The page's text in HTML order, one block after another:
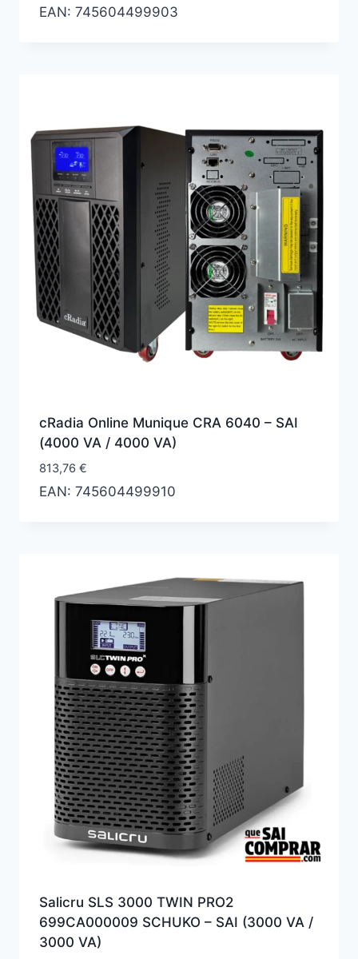
EAN: 745604499903
cRadia Online Munique CRA 6040 – SAI
(4000 VA / 4000 VA)
813,76 €
EAN: 745604499910
Salicru SLS 3000 TWIN PRO2
699CA000009 SCHUKO – SAI (3000 VA /
3000 VA)